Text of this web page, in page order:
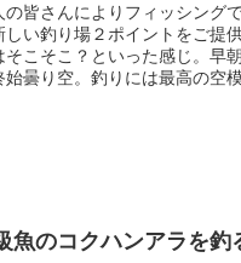
の皆さんによりフィッシング
しい釣り場２ポイントをご提
そこそこ？といった感じ。早
曇り空。釣りには最高の空
魚のコクハンアラを釣